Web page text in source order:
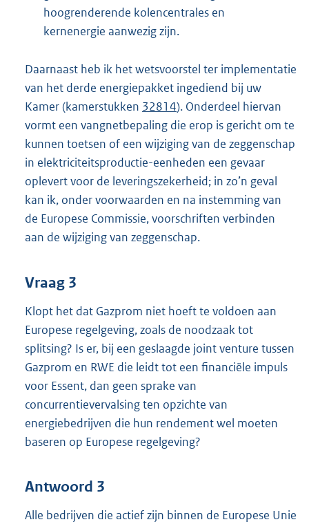
hoogrenderende kolencentrales en
kernenergie aanwezig zijn.
Daarnaast heb ik het wetsvoorstel ter implementatie
van het derde energiepakket ingediend bij uw
Kamer (kamerstukken 32814). Onderdeel hiervan
vormt een vangnetbepaling die erop is gericht om te
kunnen toetsen of een wijziging van de zeggenschap
in elektriciteitsproductie-eenheden een gevaar
oplevert voor de leveringszekerheid; in zo’n geval
kan ik, onder voorwaarden en na instemming van
de Europese Commissie, voorschriften verbinden
aan de wijziging van zeggenschap.
Vraag 3
Klopt het dat Gazprom niet hoeft te voldoen aan
Europese regelgeving, zoals de noodzaak tot
splitsing? Is er, bij een geslaagde joint venture tussen
Gazprom en RWE die leidt tot een financiële impuls
voor Essent, dan geen sprake van
concurrentievervalsing ten opzichte van
energiebedrijven die hun rendement wel moeten
baseren op Europese regelgeving?
Antwoord 3
Alle bedrijven die actief zijn binnen de Europese Unie